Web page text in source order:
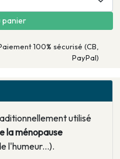
panier
100% sécurisé (CB,
PayPal)
utilisé
la ménopause
l'humeur...).